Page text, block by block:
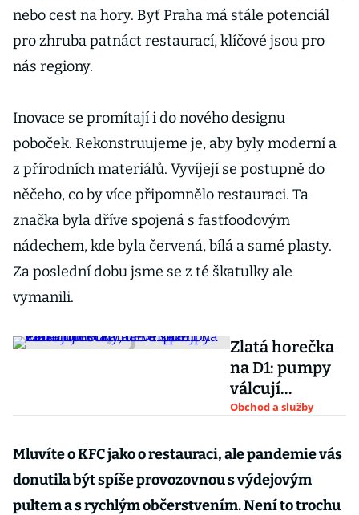
nebo cest na hory. Byť Praha má stále potenciál
pro zhruba patnáct restaurací, klíčové jsou pro
nás regiony.
Inovace se promítají i do nového designu
poboček. Rekonstruujeme je, aby byly moderní a
z přírodních materiálů. Vyvíjejí se postupně do
něčeho, co by více připomnělo restauraci. Ta
značka byla dříve spojená s fastfoodovým
nádechem, kde byla červená, bílá a samé plasty.
Za poslední dobu jsme se z té škatulky ale
vymanili.
Zlatá horečka
na D1: pumpy
válcují
restaurace a
elektromobily,
developeři
zdražují
Obchod a služby
Mluvíte o KFC jako o restauraci, ale pandemie vás
donutila být spíše provozovnou s výdejovým
pultem a s rychlým občerstvením. Není to trochu